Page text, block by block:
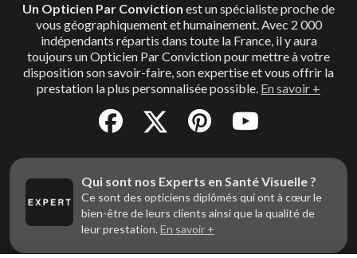
Un Opticien Par Conviction est un spécialiste proche de
vous géographiquement et humainement. Avec 2 000
indépendants répartis dans toute la France, il y aura
toujours un Opticien Par Conviction pour mettre à votre
disposition son savoir-faire, son expertise et vous offrir la
prestation la plus personnalisée possible. En savoir +
Qui sont nos Experts en Santé Visuelle ?
Ce sont des opticiens diplômés qui ont à cœur le
bien-être de leurs clients ainsi que la qualité de
leur prestation. En savoir +